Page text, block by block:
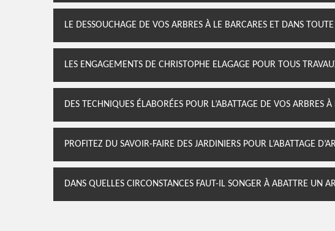
LE DESSOUCHAGE DE VOS ARBRES À LE BARCARES ET DANS
LES ENGAGEMENTS DE CHRISTOPHE ELAGAGE POUR TOUS
DES TECHNIQUES ÉLABORÉES POUR L’ABATTAGE DE VOS ARBRES À
PROFITEZ DU SAVOIR-FAIRE DES JARDINIERS POUR L’ABATTAGE
DANS QUELLES CIRCONSTANCES FAUT-IL SONGER À ABATTRE UN